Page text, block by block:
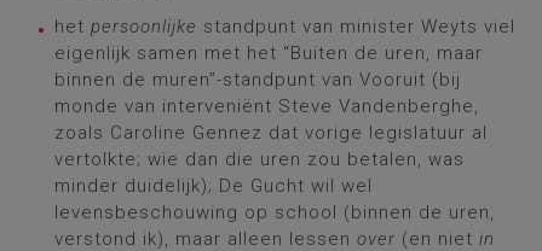
het persoonlijke standpunt van minister Weyts viel
eigenlijk samen met het “Buiten de uren, maar
binnen de muren”-standpunt van Vooruit (bij
monde van interveniënt Steve Vandenberghe,
zoals Caroline Gennez dat vorige legislatuur al
vertolkte; wie dan die uren zou betalen, was
minder duidelijk); De Gucht wil wel
levensbeschouwing op school (binnen de uren,
verstond ik), maar alleen lessen over (en niet in